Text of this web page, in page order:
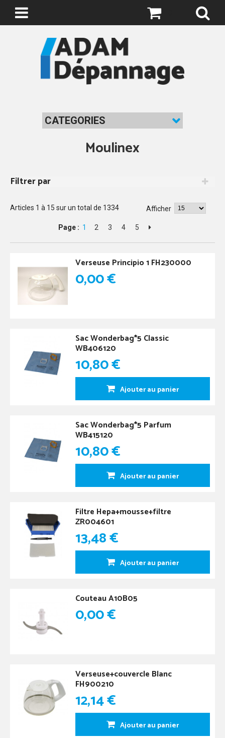
CATEGORIES
Moulinex
Filtrer par
Articles 1 à 15 sur un total de 1334 Afficher
Page : 1 2 3 4 5
Verseuse Principio 1 FH230000
0,00 €
Sac Wonderbag*5 Classic
WB406120
10,80 €
Ajouter au panier
Sac Wonderbag*5 Parfum
WB415120
10,80 €
Ajouter au panier
Filtre Hepa+mousse+filtre
ZR004601
13,48 €
Ajouter au panier
Couteau A10B05
0,00 €
Verseuse+couvercle Blanc
FH900210
12,14 €
Ajouter au panier